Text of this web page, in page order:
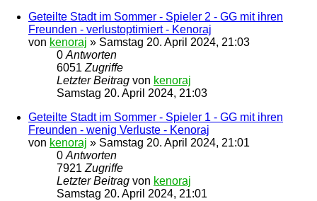
Geteilte Stadt im Sommer - Spieler 2 - GG mit ihren
Freunden - verlustoptimiert - Kenoraj
von kenoraj » Samstag 20. April 2024, 21:03
0Antworten
6051Zugriffe
Letzter Beitrag von kenoraj
Samstag 20. April 2024, 21:03
Geteilte Stadt im Sommer - Spieler 1 - GG mit ihren
Freunden - wenig Verluste - Kenoraj
von kenoraj » Samstag 20. April 2024, 21:01
0Antworten
7921Zugriffe
Letzter Beitrag von kenoraj
Samstag 20. April 2024, 21:01